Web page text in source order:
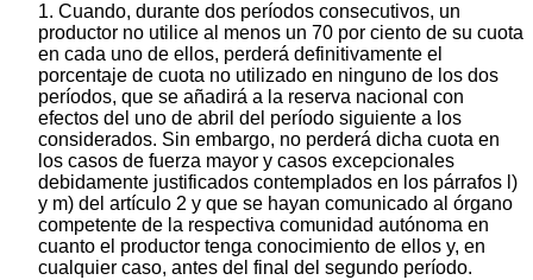
1. Cuando, durante dos períodos consecutivos, un
productor no utilice al menos un 70 por ciento de su cuota
en cada uno de ellos, perderá definitivamente el
porcentaje de cuota no utilizado en ninguno de los dos
períodos, que se añadirá a la reserva nacional con
efectos del uno de abril del período siguiente a los
considerados. Sin embargo, no perderá dicha cuota en
los casos de fuerza mayor y casos excepcionales
debidamente justificados contemplados en los párrafos l)
y m) del artículo 2 y que se hayan comunicado al órgano
competente de la respectiva comunidad autónoma en
cuanto el productor tenga conocimiento de ellos y, en
cualquier caso, antes del final del segundo período.